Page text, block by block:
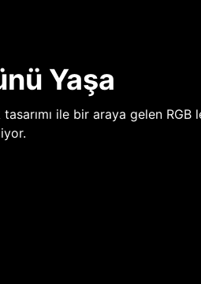
Yaşa
tasarımı ile bir araya gelen RGB